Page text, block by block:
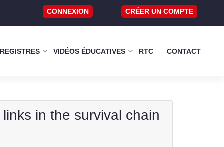
CONNEXION CRÉER UN COMPTE
VIDÉOS ÉDUCATIVES RTC CONTACT
in the survival chain